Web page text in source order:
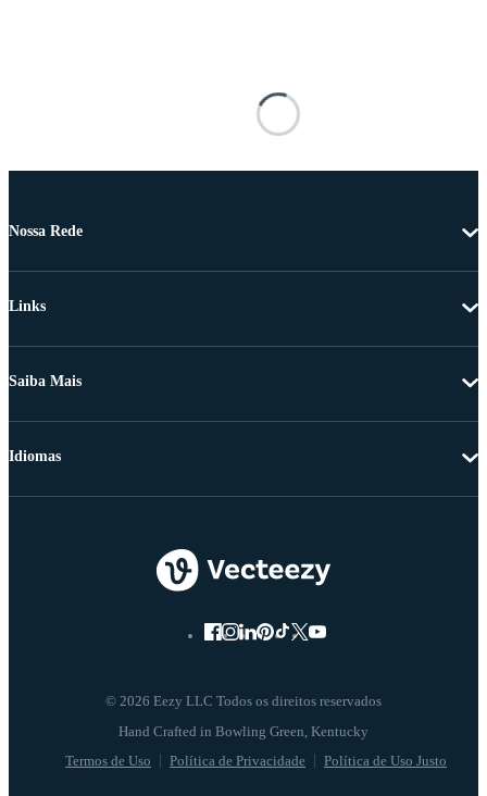
Nossa Rede
Links
Saiba Mais
© 2026 Eezy LLC Todos os direitos reservados
Termos de Uso Política de Privacidade Política de Uso Justo
Idiomas